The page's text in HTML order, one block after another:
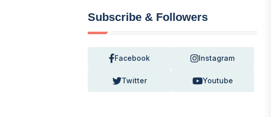
Subscribe & Followers
Facebook Instagram
Twitter Youtube